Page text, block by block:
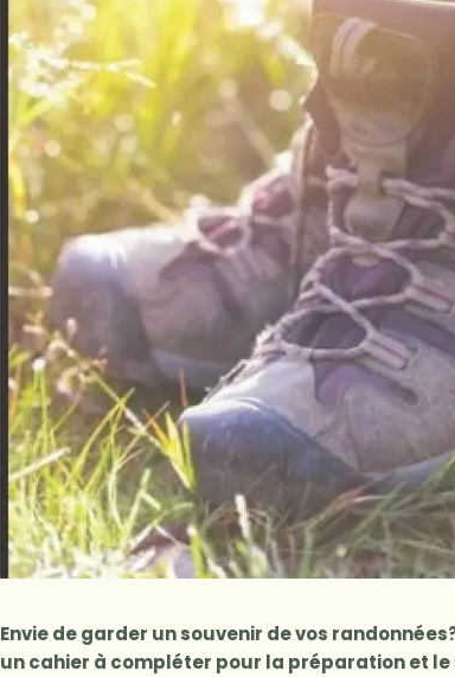
Envie de garder un souvenir de vos
un cahier à compléter pour la préparation et le